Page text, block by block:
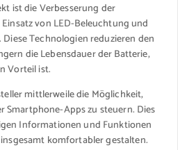
ist die Verbesserung der
von LED-Beleuchtung und
Technologien reduzieren den
die Lebensdauer der Batterie,
Vorteil ist.
mittlerweile die Möglichkeit,
Apps zu steuern. Dies
Informationen und Funktionen
komfortabler gestalten.